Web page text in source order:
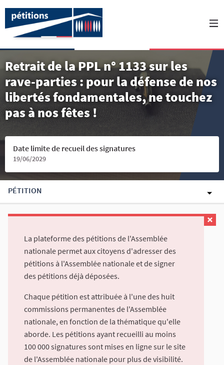
Retrait de la PPL n° 1133 sur les
rave-parties : pour la défense de nos
libertés fondamentales, ne touchez
pas à nos fêtes !
Date limite de recueil des signatures
19/06/2029
PÉTITION
La plateforme des pétitions de l'Assemblée
nationale permet aux citoyens d'adresser des
pétitions à l'Assemblée nationale et de signer
des pétitions déjà déposées.
Chaque pétition est attribuée à l'une des huit
commissions permanentes de l'Assemblée
nationale, en fonction de la thématique qu'elle
aborde. Les pétitions ayant recueilli au moins
100 000 signatures sont mises en ligne sur le site
de l'Assemblée nationale pour plus de visibilité.